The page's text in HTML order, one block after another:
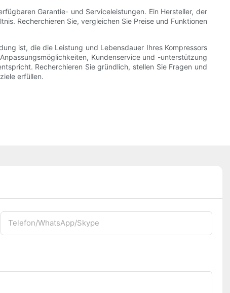
Garantie- und Serviceleistungen. Ein Hersteller, der
Recherchieren Sie, vergleichen Sie Preise und Funktionen
ist, die die Leistung und Lebensdauer Ihres Kompressors
Kundenservice und -unterstützung
Recherchieren Sie gründlich, stellen Sie Fragen und
erfüllen.
Telefon/WhatsApp/Skype